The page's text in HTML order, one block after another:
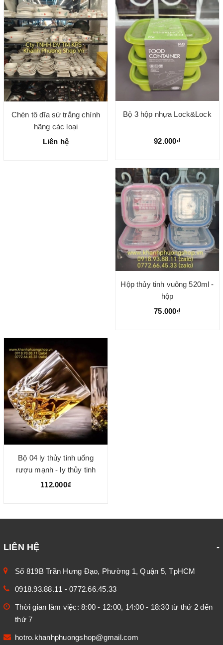
Chén tô dĩa sứ trắng chính
hãng các loại
Liên hệ
Bộ 3 hộp nhựa Lock&Lock
92.000₫
Hộp thủy tinh vuông 520ml -
hộp
75.000₫
Bộ 04 ly thủy tinh uống
rượu mạnh - ly thủy tinh
cao cấp
112.000₫
LIÊN HỆ
Số 819B Trần Hưng Đạo, Phường 1, Quận 5, TpHCM
0918.93.88.11 - 0772.66.45.33
Thời gian làm việc: 8:00 - 12:00, 14:00 - 18:30 từ thứ 2 đến
thứ 7
hotro.khanhphuongshop@gmail.com